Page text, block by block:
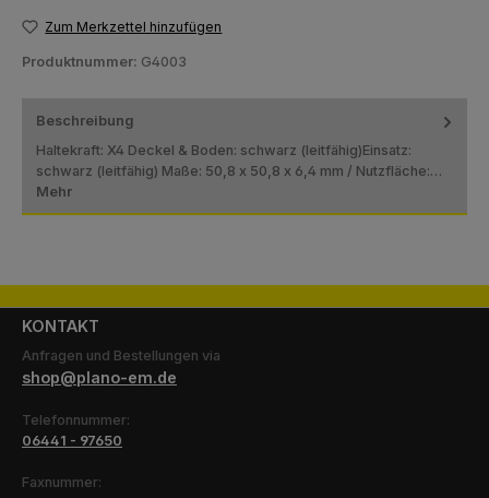
Zum Merkzettel hinzufügen
Produktnummer: G4003
Beschreibung
Haltekraft: X4 Deckel & Boden: schwarz (leitfähig)Einsatz:
schwarz (leitfähig) Maße: 50,8 x 50,8 x 6,4 mm / Nutzfläche:…
Mehr
KONTAKT
Anfragen und Bestellungen via
shop@plano-em.de
Telefonnummer:
06441 - 97650
Faxnummer: